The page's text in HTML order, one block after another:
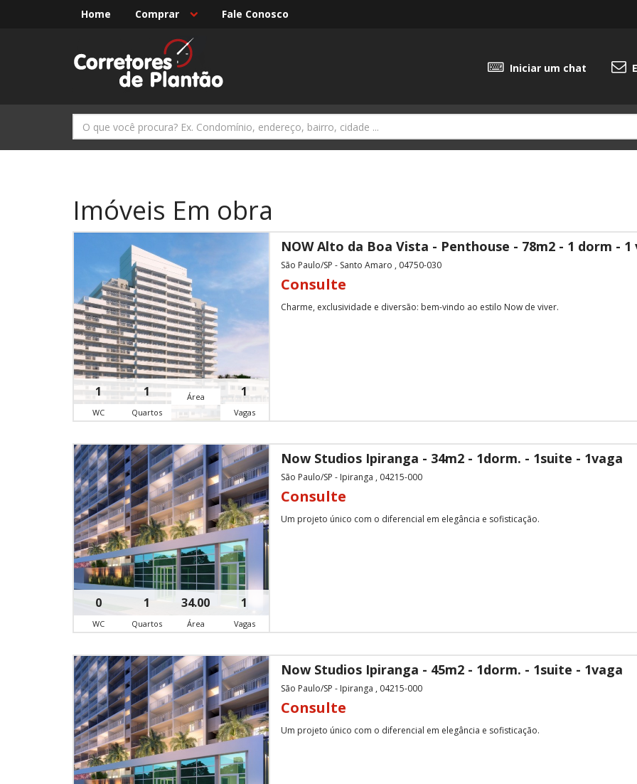
Home Comprar Fale Conosco
Iniciar um chat
Imóveis Em obra
1
WC
1
Quartos
Área 1
Vagas
NOW Alto da Boa Vista - Penthouse - 78m2 - 1 dorm - 1
São Paulo/SP - Santo Amaro , 04750-030
Consulte
Charme, exclusividade e diversão: bem-vindo ao estilo Now de viver.
0
WC
1
Quartos
34.00
Área
1
Vagas
Now Studios Ipiranga - 34m2 - 1dorm. - 1suite - 1vaga
São Paulo/SP - Ipiranga , 04215-000
Consulte
Um projeto único com o diferencial em elegância e sofisticação.
Now Studios Ipiranga - 45m2 - 1dorm. - 1suite - 1vaga
São Paulo/SP - Ipiranga , 04215-000
Consulte
Um projeto único com o diferencial em elegância e sofisticação.